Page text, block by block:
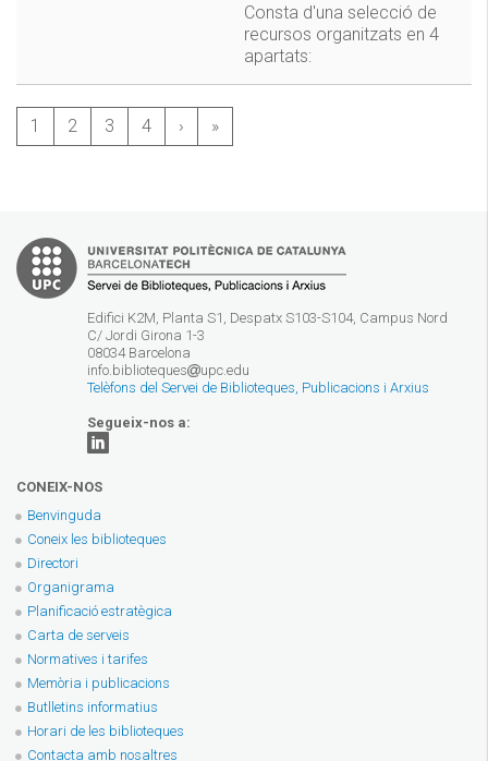
Consta d'una selecció de
recursos organitzats en 4
apartats:
1 2 3 4 › »
Edifici K2M, Planta S1, Despatx S103-S104, Campus Nord
C/ Jordi Girona 1-3
08034 Barcelona
info.biblioteques
upc.edu
Telèfons del Servei de Biblioteques, Publicacions i Arxius
Segueix-nos a:
CONEIX-NOS
Benvinguda
Coneix les biblioteques
Directori
Organigrama
Planificació estratègica
Carta de serveis
Normatives i tarifes
Memòria i publicacions
Butlletins informatius
Horari de les biblioteques
Contacta amb nosaltres